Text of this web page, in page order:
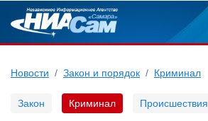
Новости Закон и порядок Криминал
Закон Криминал Происшествия